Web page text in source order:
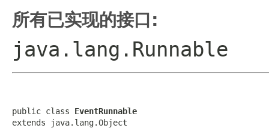
所有已实现的接口:
java.lang.Runnable
public class EventRunnable
extends java.lang.Object